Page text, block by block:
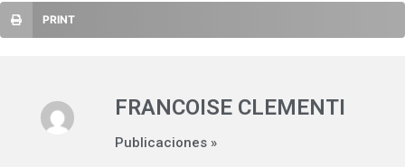
PRINT
FRANCOISE CLEMENTI
Publicaciones »